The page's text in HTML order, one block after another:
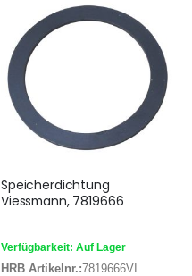
Speicherdichtung
Viessmann, 7819666
Verfügbarkeit: Auf Lager
HRB Artikelnr.:7819666VI